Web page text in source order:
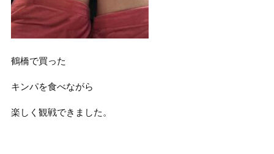
鶴橋で買った
キンパを食べながら
楽しく観戦できました。